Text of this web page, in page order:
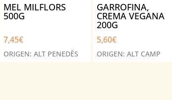
MEL MILFLORS
500G
7,45€
ORIGEN: ALT PENEDÈS
GARROFINA,
CREMA VEGANA
200G
5,60€
ORIGEN: ALT CAMP